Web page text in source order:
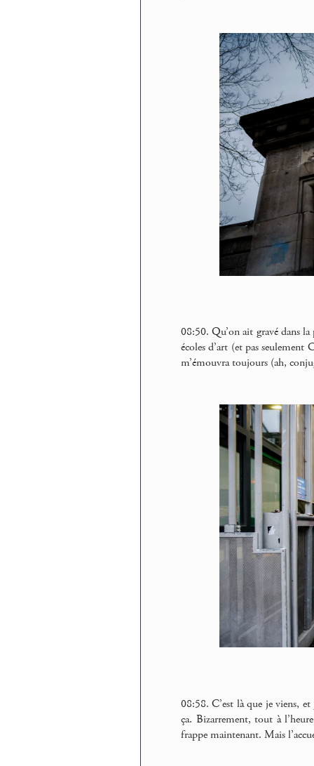
08:50. Qu’on ait gravé dans
écoles d’art (et pas seulement
m’émouvra toujours (ah,
08:58. C’est là que je viens, et
ça. Bizarrement, tout à
frappe maintenant. Mais